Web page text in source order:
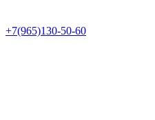
+7(965)130-50-60